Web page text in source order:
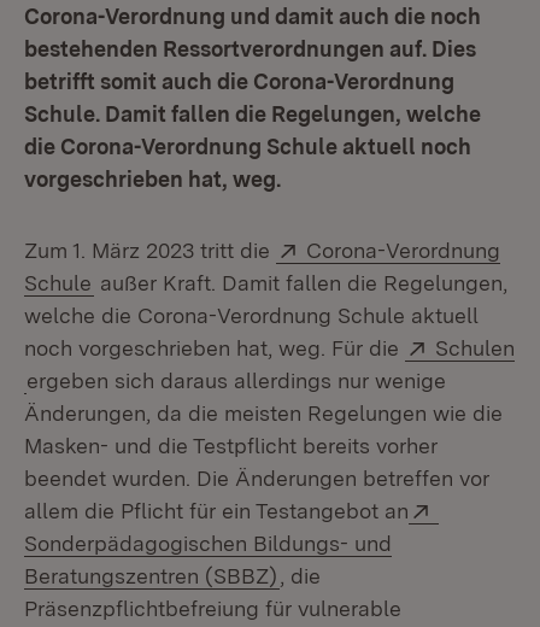
Corona-Verordnung und damit auch die noch
bestehenden Ressortverordnungen auf. Dies
betrifft somit auch die Corona-Verordnung
Schule. Damit fallen die Regelungen, welche
die Corona-Verordnung Schule aktuell noch
vorgeschrieben hat, weg.
Zum 1. März 2023 tritt die Extern:
Corona-Verordnung
Schule (Öffnet in neuem Fenster)
außer Kraft. Damit fallen die Regelungen,
welche die Corona-Verordnung Schule aktuell
noch vorgeschrieben hat, weg. Für die
Extern:
Schulen
(Öffnet in neuem Fenster)
ergeben sich daraus allerdings nur wenige
Änderungen, da die meisten Regelungen wie die
Masken- und die Testpflicht bereits vorher
beendet wurden. Die Änderungen betreffen vor
allem die Pflicht für ein Testangebot an
Sonderpädagogischen Bildungs- und
Beratungszentren (SBBZ) (Öffnet in neuem Fenster)
, die
Präsenzpflichtbefreiung für vulnerable